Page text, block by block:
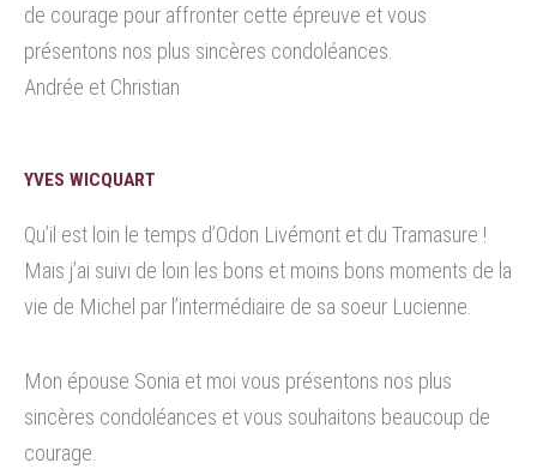
de courage pour affronter cette épreuve et vous
présentons nos plus sincères condoléances.
Andrée et Christian
YVES WICQUART
Qu’il est loin le temps d’Odon Livémont et du Tramasure !
Mais j’ai suivi de loin les bons et moins bons moments de la
vie de Michel par l’intermédiaire de sa soeur Lucienne.
Mon épouse Sonia et moi vous présentons nos plus
sincères condoléances et vous souhaitons beaucoup de
courage.